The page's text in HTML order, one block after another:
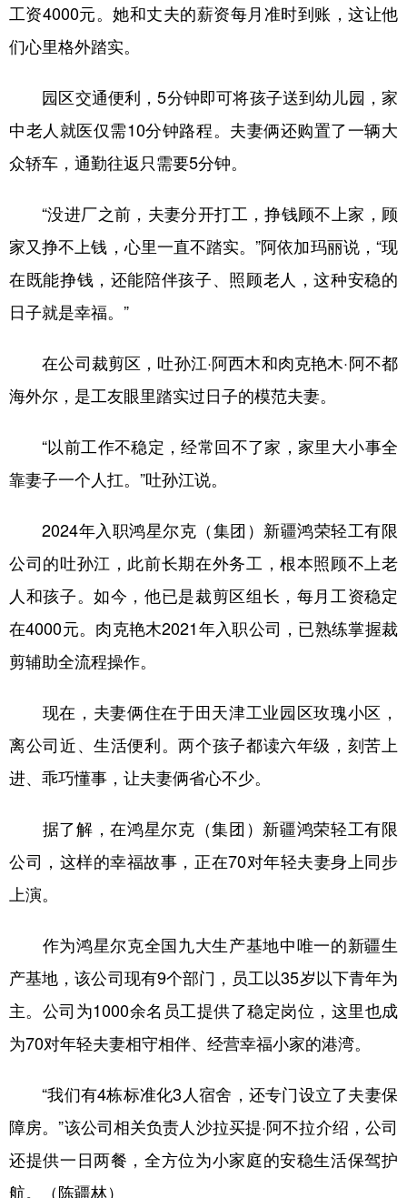
工资4000元。她和丈夫的薪资每月准时到账，这让他
们心里格外踏实。
园区交通便利，5分钟即可将孩子送到幼儿园，家
中老人就医仅需10分钟路程。夫妻俩还购置了一辆大
众轿车，通勤往返只需要5分钟。
“没进厂之前，夫妻分开打工，挣钱顾不上家，顾
家又挣不上钱，心里一直不踏实。”阿依加玛丽说，“现
在既能挣钱，还能陪伴孩子、照顾老人，这种安稳的
日子就是幸福。”
在公司裁剪区，吐孙江·阿西木和肉克艳木·阿不都
海外尔，是工友眼里踏实过日子的模范夫妻。
“以前工作不稳定，经常回不了家，家里大小事全
靠妻子一个人扛。”吐孙江说。
2024年入职鸿星尔克（集团）新疆鸿荣轻工有限
公司的吐孙江，此前长期在外务工，根本照顾不上老
人和孩子。如今，他已是裁剪区组长，每月工资稳定
在4000元。肉克艳木2021年入职公司，已熟练掌握裁
剪辅助全流程操作。
现在，夫妻俩住在于田天津工业园区玫瑰小区，
离公司近、生活便利。两个孩子都读六年级，刻苦上
进、乖巧懂事，让夫妻俩省心不少。
据了解，在鸿星尔克（集团）新疆鸿荣轻工有限
公司，这样的幸福故事，正在70对年轻夫妻身上同步
上演。
作为鸿星尔克全国九大生产基地中唯一的新疆生
产基地，该公司现有9个部门，员工以35岁以下青年为
主。公司为1000余名员工提供了稳定岗位，这里也成
为70对年轻夫妻相守相伴、经营幸福小家的港湾。
“我们有4栋标准化3人宿舍，还专门设立了夫妻保
障房。”该公司相关负责人沙拉买提·阿不拉介绍，公司
还提供一日两餐，全方位为小家庭的安稳生活保驾护
航。（陈疆林）